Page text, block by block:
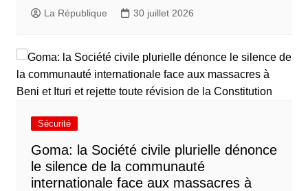
La République 30 juillet 2026
Sécurité
Goma: la Société civile plurielle dénonce
le silence de la communauté
internationale face aux massacres à